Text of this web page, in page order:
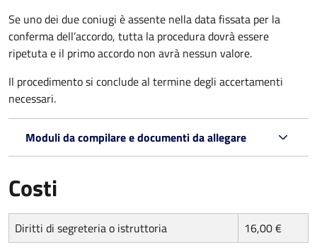
Se uno dei due coniugi è assente nella data fissata per la
conferma dell’accordo, tutta la procedura dovrà essere
ripetuta e il primo accordo non avrà nessun valore.
Il procedimento si conclude al termine degli accertamenti
necessari.
Moduli da compilare e documenti da allegare
Costi
Diritti di segreteria o istruttoria 16,00 €